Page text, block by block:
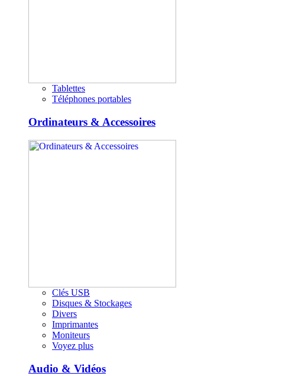
Tablettes
Téléphones portables
Ordinateurs & Accessoires
Clés USB
Disques & Stockages
Divers
Imprimantes
Moniteurs
Voyez plus
Audio & Vidéos